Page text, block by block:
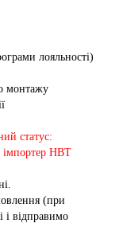
лояльності)
монтажу
статус:
імпортер НВТ
(при
і відправимо